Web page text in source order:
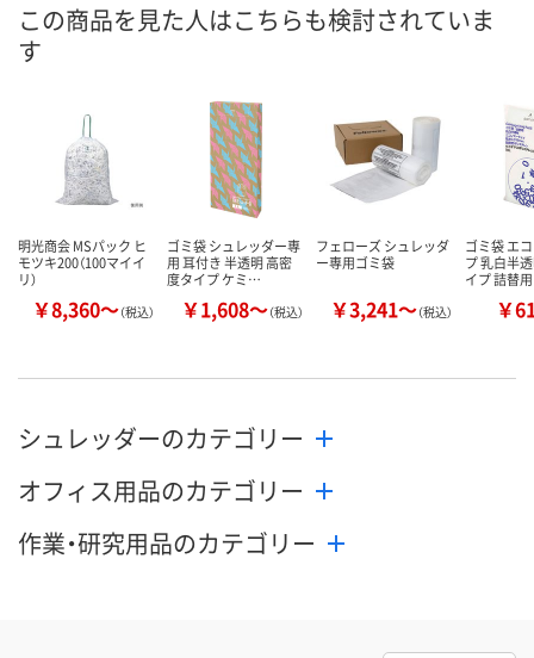
この商品を見た人はこちらも検討されていま
す
明光商会 MSパック ヒ
モツキ200（100マイイ
リ）
￥8,360～（税込）
ゴミ袋 シュレッダー専
用 耳付き 半透明 高密
度タイプ ケミ…
￥1,608～（税込）
フェローズ シュレッダ
ー専用ゴミ袋
￥3,241～（税込）
ゴミ袋 エ
プ 乳白半
イプ 詰替
￥
シュレッダーのカテゴリー
オフィス用品のカテゴリー
作業・研究用品のカテゴリー